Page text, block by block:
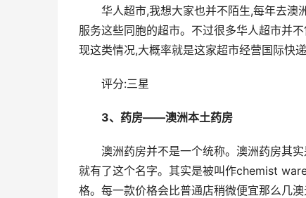
华人超市,我想大家也并不陌生,每年去澳
服务这些同胞的超市。不过很多华人超市并
现这类情况,大概率就是这家超市经营国际快
评分:三星
3、药房——澳洲本土药房
澳洲药房并不是一个统称。澳洲药房其
就有了这个名字。其实是被叫作chemist
格。每一款价格会比普通店稍微便宜那么几